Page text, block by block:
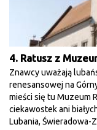
4. Ratusz z
Znawcy uważają
renesansowej na
mieści się tu Muzeum
ciekawostek ani
Lubania, Świeradowa-